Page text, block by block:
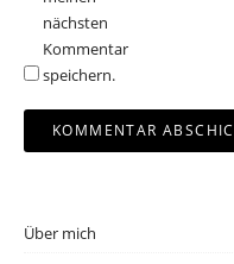
nächsten
Kommentar
speichern.
Über mich